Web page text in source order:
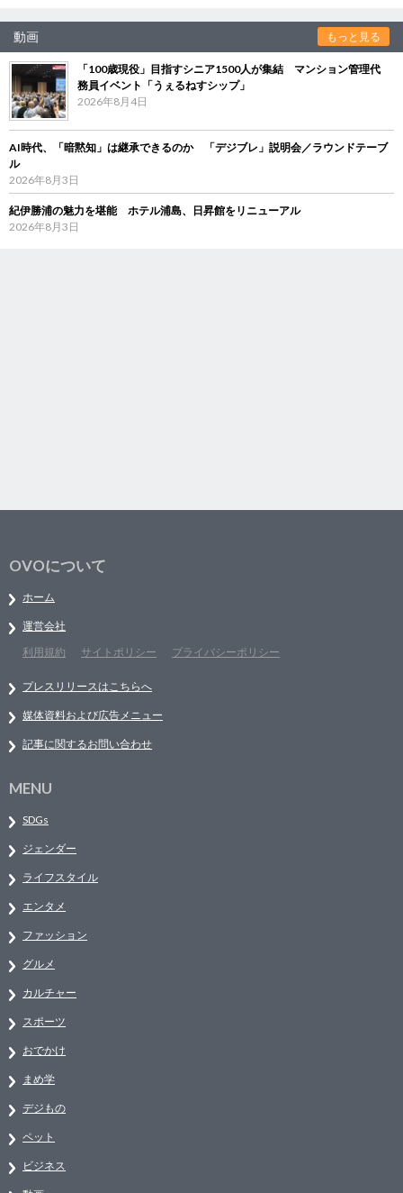
動画 もっと見る
「100歳現役」目指すシニア1500人が集結 マンション管理代
務員イベント「うぇるねすシップ」
2026年8月4日
AI時代、「暗黙知」は継承できるのか 「デジブレ」説明会／ラウンドテーブ
ル
2026年8月3日
紀伊勝浦の魅力を堪能 ホテル浦島、日昇館をリニューアル
2026年8月3日
OVOについて
ホーム
運営会社
利用規約
サイトポリシー プライバシーポリシー
プレスリリースはこちらへ
媒体資料および広告メニュー
記事に関するお問い合わせ
MENU
SDGs
ジェンダー
ライフスタイル
エンタメ
ファッション
グルメ
カルチャー
スポーツ
おでかけ
まめ学
デジもの
ペット
ビジネス